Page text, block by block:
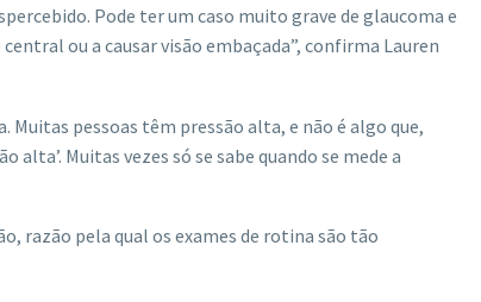
Pode ter um caso muito grave de glaucoma e
ou a causar visão embaçada”, confirma Lauren
Muitas pessoas têm pressão alta, e não é algo que,
Muitas vezes só se sabe quando se mede a
razão pela qual os exames de rotina são tão